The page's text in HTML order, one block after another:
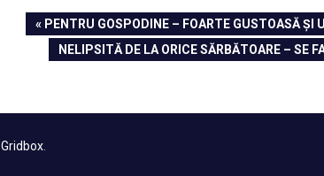
Navigare
PREVIOUS
POST:
PENTRU GOSPODINE – FOARTE GUSTOASĂ ȘI
NEXT
POST:
NELIPSITĂ DE LA ORICE SĂRBĂTOARE – SE
Gridbox.